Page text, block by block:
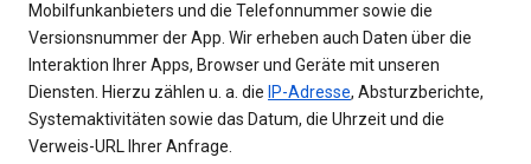
Mobilfunkanbieters und die Telefonnummer sowie die
Versionsnummer der App. Wir erheben auch Daten über die
Interaktion Ihrer Apps, Browser und Geräte mit unseren
Diensten. Hierzu zählen u. a. die IP-Adresse, Absturzberichte,
Systemaktivitäten sowie das Datum, die Uhrzeit und die
Verweis-URL Ihrer Anfrage.